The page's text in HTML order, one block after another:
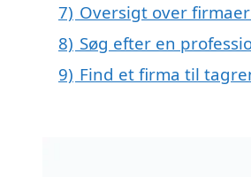
7) Oversigt over
8) Søg efter en
9) Find et firma til